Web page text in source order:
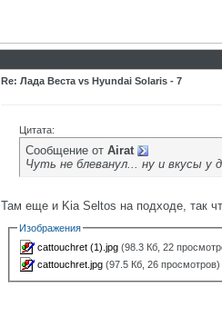
Re: Лада Веста vs Hyundai Solaris - 7
Цитата:
Сообщение от Airat
Чуть не блеванул... ну и вкусы у
Там еще и Kia Seltos на подходе, так
Изображения
cattouchret (1).jpg (98.3 Кб, 22
cattouchret.jpg (97.5 Кб, 26 просмотров)